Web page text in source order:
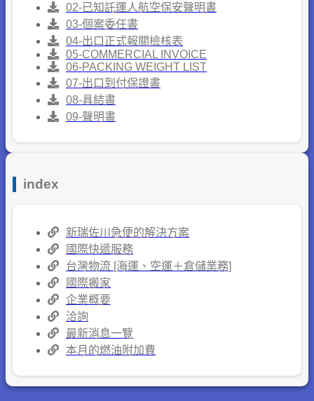
02-已知託運人航空保安聲明書
03-個案委任書
04-出口正式報關檢核表
05-COMMERCIAL INVOICE
06-PACKING WEIGHT LIST
07-出口到付保證書
08-具結書
09-聲明書
index
新瑞佐川急便的解決方案
國際快遞服務
台灣物流 [海運、空運＋倉儲業務]
國際搬家
企業概要
洽詢
最新消息一覽
本月的燃油附加費